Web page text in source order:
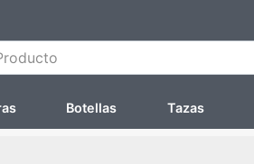
Botellas Tazas